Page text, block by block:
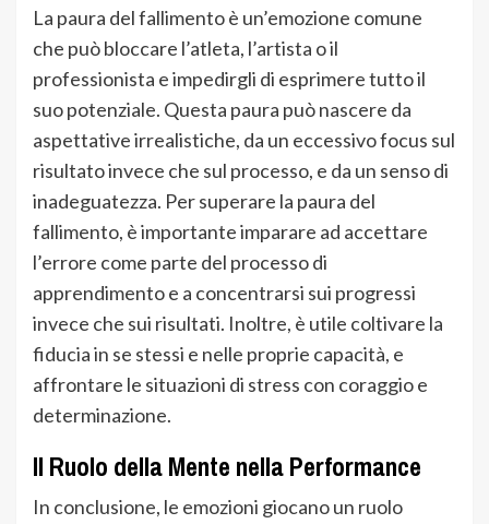
La paura del fallimento è un’emozione comune
che può bloccare l’atleta, l’artista o il
professionista e impedirgli di esprimere tutto il
suo potenziale. Questa paura può nascere da
aspettative irrealistiche, da un eccessivo focus sul
risultato invece che sul processo, e da un senso di
inadeguatezza. Per superare la paura del
fallimento, è importante imparare ad accettare
l’errore come parte del processo di
apprendimento e a concentrarsi sui progressi
invece che sui risultati. Inoltre, è utile coltivare la
fiducia in se stessi e nelle proprie capacità, e
affrontare le situazioni di stress con coraggio e
determinazione.
Il Ruolo della Mente nella Performance
In conclusione, le emozioni giocano un ruolo